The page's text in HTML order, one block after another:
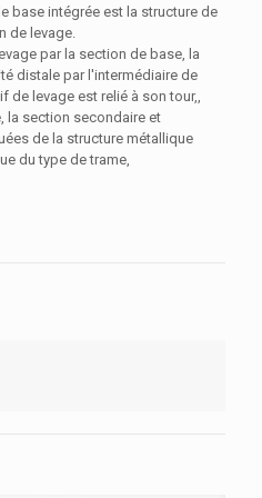
base intégrée est la structure de
de levage.
par la section de base, la
distale par l'intermédiaire de
de levage est relié à son tour,,
la section secondaire et
de la structure métallique
du type de trame,